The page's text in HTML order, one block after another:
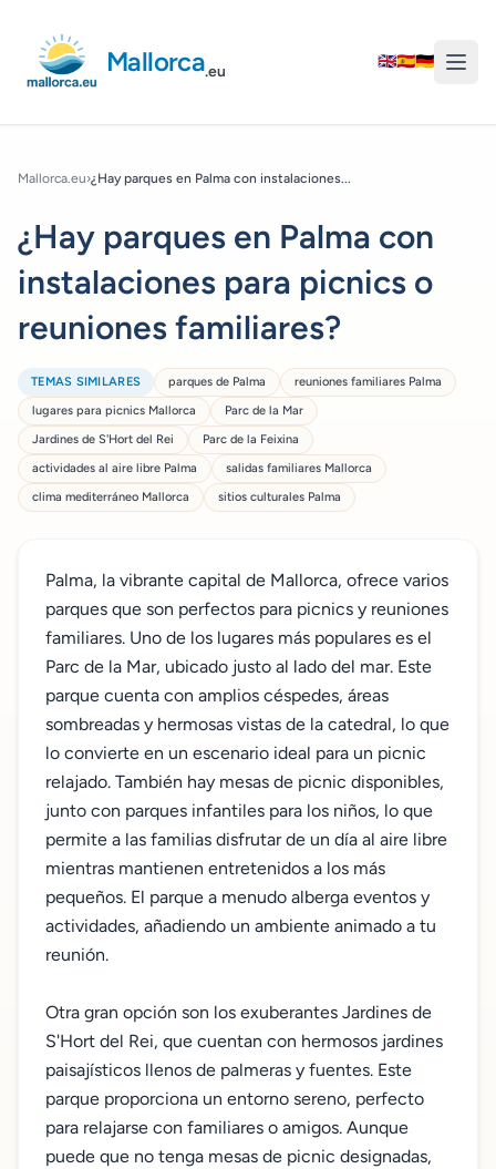
Mallorca.eu
🇬🇧🇪🇸🇩🇪
Mallorca.eu›¿Hay parques en Palma con instalaciones...
¿Hay parques en Palma con
instalaciones para picnics o
reuniones familiares?
TEMAS SIMILARES parques de Palma
reuniones familiares Palma
lugares para picnics Mallorca
Parc de la Mar
Jardines de S'Hort del Rei
Parc de la Feixina
actividades al aire libre Palma
salidas familiares Mallorca
clima mediterráneo Mallorca
sitios culturales Palma
Palma, la vibrante capital de Mallorca, ofrece varios
parques que son perfectos para picnics y reuniones
familiares. Uno de los lugares más populares es el
Parc de la Mar, ubicado justo al lado del mar. Este
parque cuenta con amplios céspedes, áreas
sombreadas y hermosas vistas de la catedral, lo que
lo convierte en un escenario ideal para un picnic
relajado. También hay mesas de picnic disponibles,
junto con parques infantiles para los niños, lo que
permite a las familias disfrutar de un día al aire libre
mientras mantienen entretenidos a los más
pequeños. El parque a menudo alberga eventos y
actividades, añadiendo un ambiente animado a tu
reunión.
Otra gran opción son los exuberantes Jardines de
S'Hort del Rei, que cuentan con hermosos jardines
paisajísticos llenos de palmeras y fuentes. Este
parque proporciona un entorno sereno, perfecto
para relajarse con familiares o amigos. Aunque
puede que no tenga mesas de picnic designadas,